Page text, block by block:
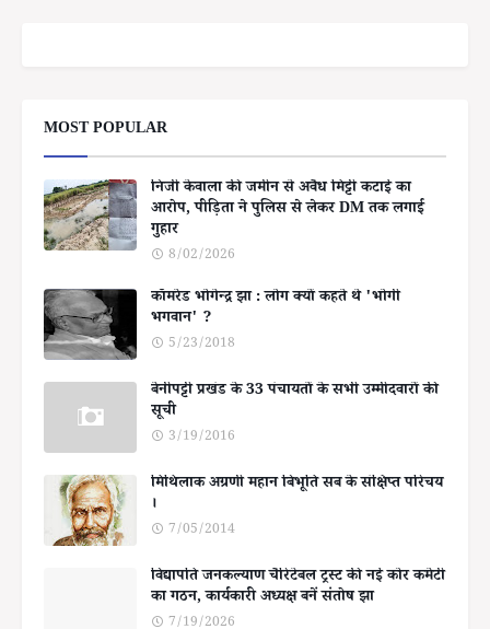
MOST POPULAR
निजी केवाला की जमीन से अवैध मिट्टी कटाई का
आरोप, पीड़िता ने पुलिस से लेकर DM तक लगाई
गुहार
8/02/2026
कॉमरेड भोगेन्द्र झा : लोग क्यों कहते थे 'भोगी
भगवान' ?
5/23/2018
बेनीपट्टी प्रखंड के 33 पंचायतों के सभी उम्मीदवारों की
सूची
3/19/2016
मिथिलाक अग्रणी महान बिभूति सब के संक्षिप्त परिचय
।
7/05/2014
विद्यापति जनकल्याण चैरिटेबल ट्रस्ट की नई कोर कमेटी
का गठन, कार्यकारी अध्यक्ष बनें संतोष झा
7/19/2026